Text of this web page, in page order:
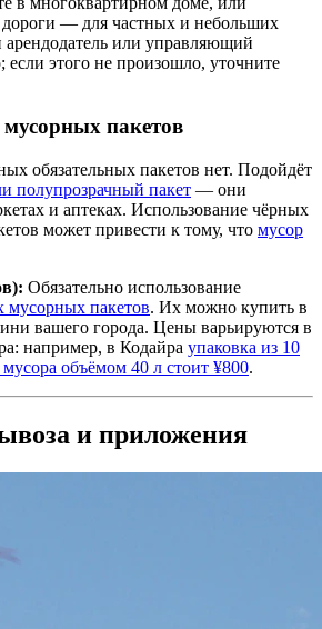
дороги — для частных и небольших
или управляющий
если этого не произошло, уточните
пакетов
обязательных пакетов нет. Подойдёт
полупрозрачный пакет — они
и аптеках. Использование чёрных
может привести к тому, что мусор
Обязательно использование
мусорных пакетов. Их можно купить в
вашего города. Цены варьируются в
например, в Кодайра упаковка из 10
объёмом 40 л стоит ¥800.
и приложения